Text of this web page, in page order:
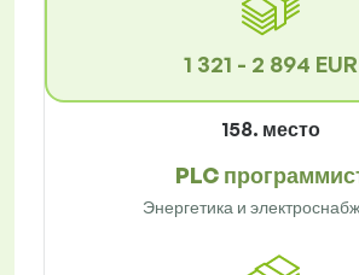
1 321 - 2 894 EUR
158. место
PLC
Энергетика и